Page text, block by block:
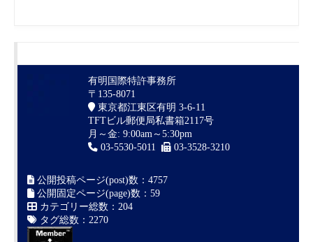
有明国際特許事務所
〒135-8071
東京都江東区有明 3-6-11
TFTビル郵便局私書箱2117号
月～金: 9:00am～5:30pm
03-5530-5011
03-3528-3210
公開投稿ページ(post)数：4757
公開固定ページ(page)数：59
カテゴリー総数：204
タグ総数：2270